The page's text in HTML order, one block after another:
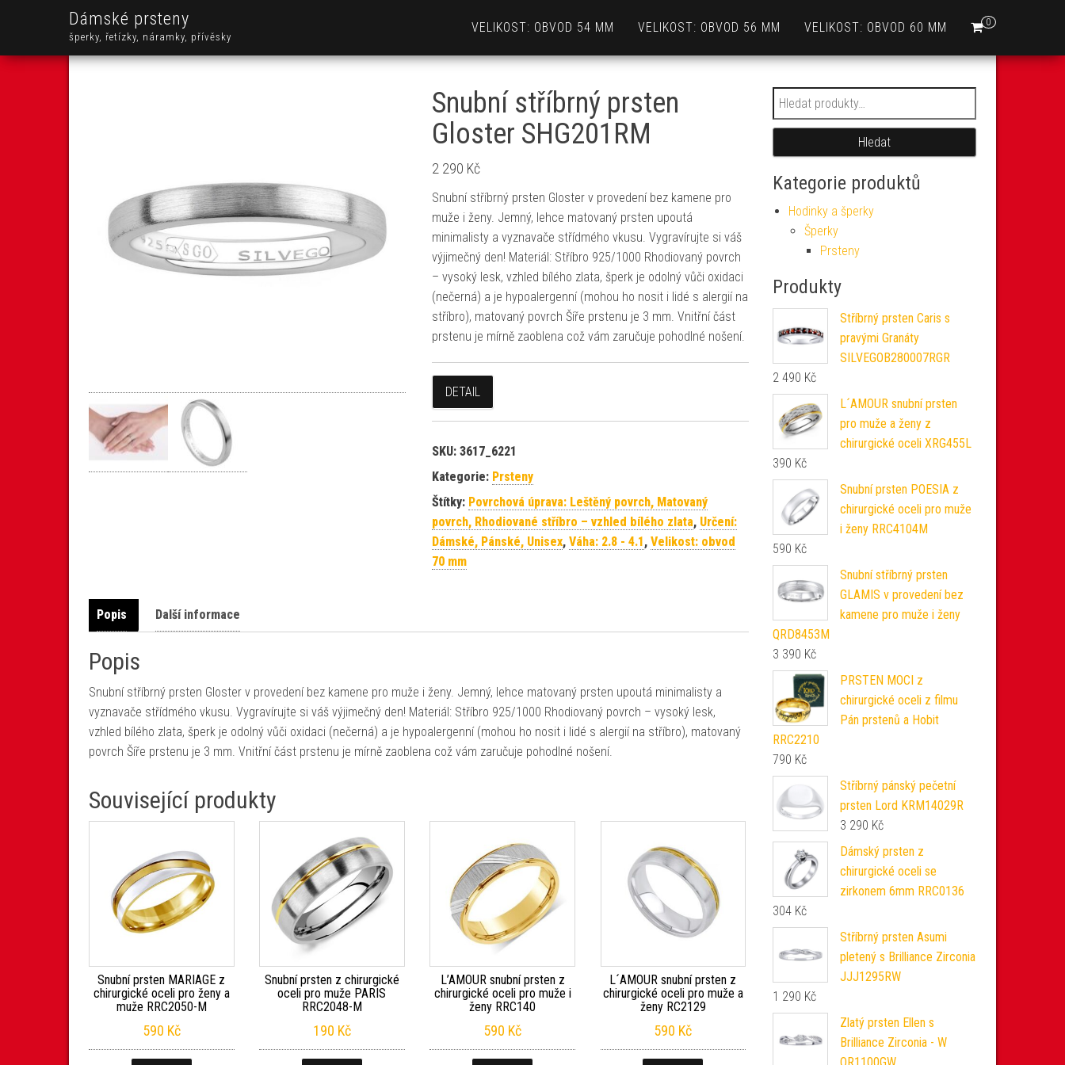
Dámské prsteny
šperky, řetízky, náramky, přívěsky
0
VELIKOST: OBVOD 54 MM VELIKOST: OBVOD 56 MM VELIKOST: OBVOD 60 MM
Snubní stříbrný prsten
Gloster SHG201RM
2 290 Kč
Snubní stříbrný prsten Gloster v provedení bez kamene pro
muže i ženy. Jemný, lehce matovaný prsten upoutá
minimalisty a vyznavače střídmého vkusu. Vygravírujte si váš
výjimečný den! Materiál: Stříbro 925/1000 Rhodiovaný povrch
– vysoký lesk, vzhled bílého zlata, šperk je odolný vůči oxidaci
(nečerná) a je hypoalergenní (mohou ho nosit i lidé s alergií na
stříbro), matovaný povrch Šíře prstenu je 3 mm. Vnitřní část
prstenu je mírně zaoblena což vám zaručuje pohodlné nošení.
DETAIL
SKU: 3617_6221
Kategorie: Prsteny
Štítky: Povrchová úprava: Leštěný povrch, Matovaný
povrch, Rhodiované stříbro – vzhled bílého zlata, Určení:
Dámské, Pánské, Unisex, Váha: 2.8 - 4.1, Velikost: obvod
70 mm
Popis Další informace
Popis
Snubní stříbrný prsten Gloster v provedení bez kamene pro muže i ženy. Jemný, lehce matovaný prsten upoutá minimalisty a
vyznavače střídmého vkusu. Vygravírujte si váš výjimečný den! Materiál: Stříbro 925/1000 Rhodiovaný povrch – vysoký lesk,
vzhled bílého zlata, šperk je odolný vůči oxidaci (nečerná) a je hypoalergenní (mohou ho nosit i lidé s alergií na stříbro), matovaný
povrch Šíře prstenu je 3 mm. Vnitřní část prstenu je mírně zaoblena což vám zaručuje pohodlné nošení.
Související produkty
Snubní prsten MARIAGE z
chirurgické oceli pro ženy a
muže RRC2050-M
590 Kč
Snubní prsten z chirurgické
oceli pro muže PARIS
RRC2048-M
190 Kč
L’AMOUR snubní prsten z
chirurgické oceli pro muže i
ženy RRC140
590 Kč
L´AMOUR snubní prsten z
chirurgické oceli pro muže a
ženy RC2129
590 Kč
Hledat:
Hledat
Kategorie produktů
Hodinky a šperky
Šperky
Prsteny
Produkty
Stříbrný prsten Caris s
pravými Granáty
SILVEGOB280007RGR
2 490 Kč
L´AMOUR snubní prsten
pro muže a ženy z
chirurgické oceli XRG455L
390 Kč
Snubní prsten POESIA z
chirurgické oceli pro muže
i ženy RRC4104M
590 Kč
Snubní stříbrný prsten
GLAMIS v provedení bez
kamene pro muže i ženy
QRD8453M
3 390 Kč
PRSTEN MOCI z
chirurgické oceli z filmu
Pán prstenů a Hobit
RRC2210
790 Kč
Stříbrný pánský pečetní
prsten Lord KRM14029R
3 290 Kč
Dámský prsten z
chirurgické oceli se
zirkonem 6mm RRC0136
304 Kč
Stříbrný prsten Asumi
pletený s Brilliance Zirconia
JJJ1295RW
1 290 Kč
Zlatý prsten Ellen s
Brilliance Zirconia - W